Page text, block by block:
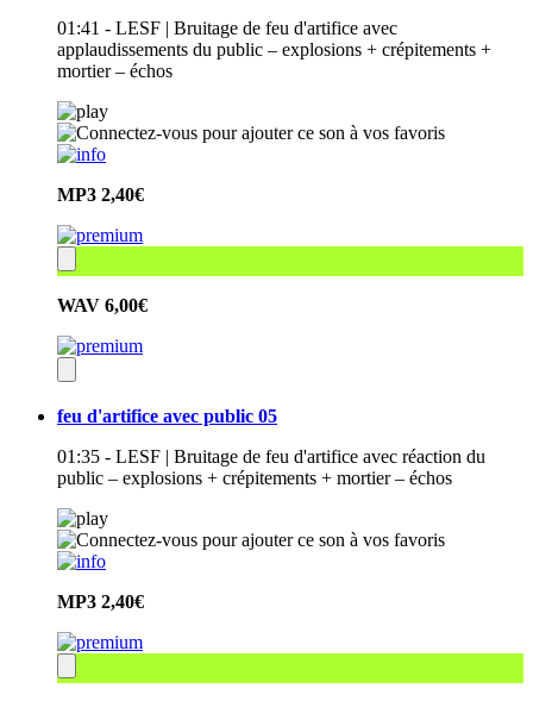
01:41 - LESF | Bruitage de feu d'artifice avec
applaudissements du public – explosions + crépitements +
mortier – échos
MP3 2,40€
WAV 6,00€
feu d'artifice avec public 05
01:35 - LESF | Bruitage de feu d'artifice avec réaction du
public – explosions + crépitements + mortier – échos
MP3 2,40€